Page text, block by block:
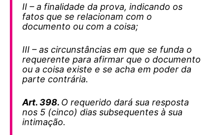
II – a finalidade da prova, indicando os
fatos que se relacionam com o
documento ou com a coisa;
III – as circunstâncias em que se funda o
requerente para afirmar que o documento
ou a coisa existe e se acha em poder da
parte contrária.
Art. 398. O requerido dará sua resposta
nos 5 (cinco) dias subsequentes à sua
intimação.